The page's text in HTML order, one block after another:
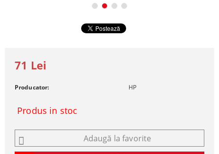
71 Lei
Producator: HP
Produs in stoc
Adaugă la favorite